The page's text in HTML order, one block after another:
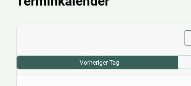
Vorheriger Tag